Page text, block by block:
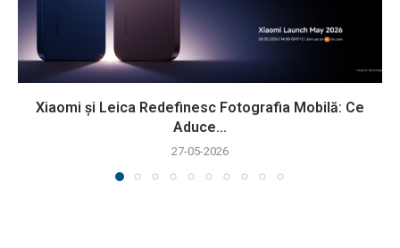
Xiaomi și Leica Redefinesc Fotografia Mobilă: Ce
Aduce...
27-05-2026